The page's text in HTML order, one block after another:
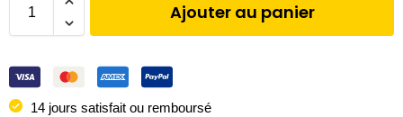
Ajouter au panier
14 jours satisfait ou remboursé